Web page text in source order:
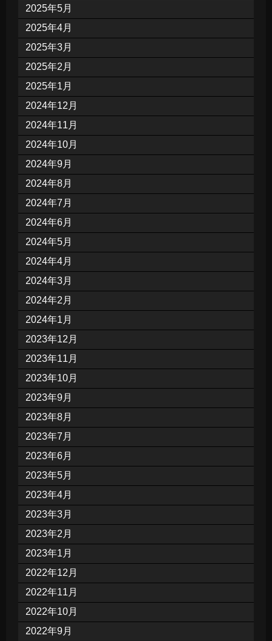
2025年5月
2025年4月
2025年3月
2025年2月
2025年1月
2024年12月
2024年11月
2024年10月
2024年9月
2024年8月
2024年7月
2024年6月
2024年5月
2024年4月
2024年3月
2024年2月
2024年1月
2023年12月
2023年11月
2023年10月
2023年9月
2023年8月
2023年7月
2023年6月
2023年5月
2023年4月
2023年3月
2023年2月
2023年1月
2022年12月
2022年11月
2022年10月
2022年9月